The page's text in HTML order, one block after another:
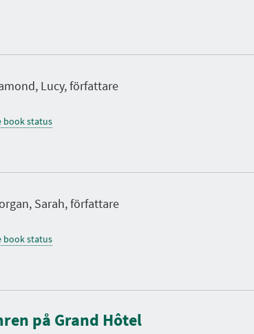
Lucy, författare
book status
Sarah, författare
book status
på Grand Hôtel